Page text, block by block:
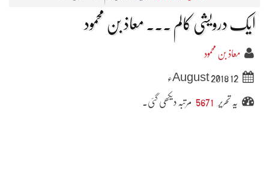
ایک درویشی کالم ۔۔۔ معاذ بن محمود
معاذ بن محمود
12 August 2018ء
یہ تحریر 5671 مرتبہ دیکھی گئی۔